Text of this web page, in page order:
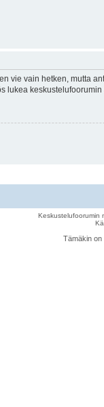
vie vain hetken, mutta
lukea
Keskustelufoorumin
Tämäkin on